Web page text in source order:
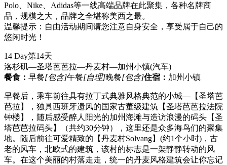
Polo、Nike、Adidas等一线高端品牌在此聚集，各种名牌商
品，规模之大，品牌之全堪称美西之最。
温馨提示：自由活动期间请您注意自身安全，享受属于自己的
悠闲时光！
14 Day第14天
洛杉矶—圣塔芭芭拉—丹麦村—加州小镇(汽车)
餐食： 早餐[包含]午餐[自理]晚餐[包含]住宿： 加州小镇
早餐后，乘车前往具有拉丁式典雅风格典范的小城—【圣塔芭
芭拉】，独具西班牙遗风的国家古董级建筑【圣塔芭芭拉法院
钟楼】，随后感受醉人阳光的加州海滩与造访浪漫的码头【圣
塔芭芭拉码头】（共约30分钟），这里还是众多海鸟们的聚集
地。随后前往可爱精致的【丹麦村Solvang】(约1个小时)，古
老的风车，北欧式的建筑，该村的标志是一架静静转动的风
车。在这个美丽的村落走走，统一的丹麦风格建筑会让你忘记